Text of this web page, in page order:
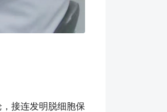
接连发明脱细胞保